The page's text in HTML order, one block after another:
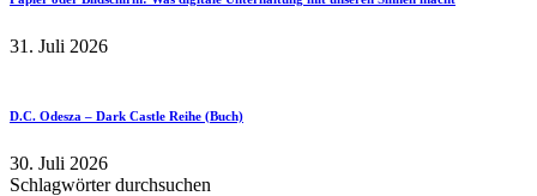
31. Juli 2026
D.C. Odesza – Dark Castle Reihe (Buch)
30. Juli 2026
Schlagwörter durchsuchen